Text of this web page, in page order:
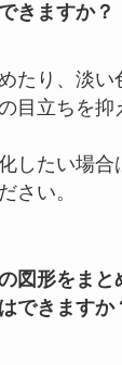
きますか？
たり、淡い
目立ちを抑
したい場合
さい。
図形をまと
できますか